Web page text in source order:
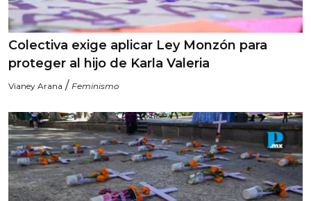
Colectiva exige aplicar Ley Monzón para
proteger al hijo de Karla Valeria
Vianey Arana / Feminismo